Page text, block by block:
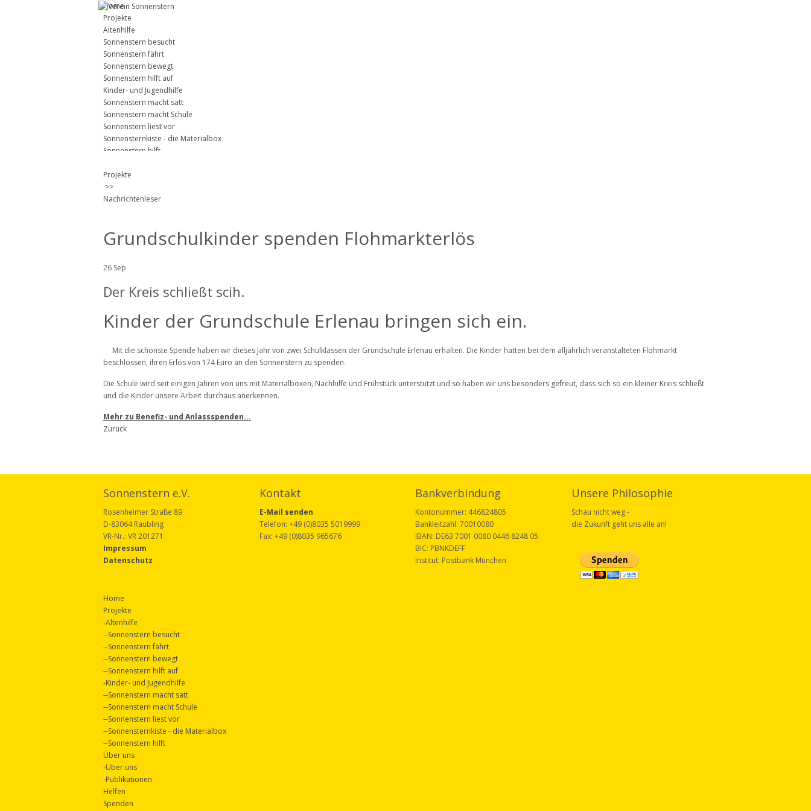
Home
Projekte
Altenhilfe
Sonnenstern besucht
Sonnenstern fährt
Sonnenstern bewegt
Sonnenstern hilft auf
Kinder- und Jugendhilfe
Sonnenstern macht satt
Sonnenstern macht Schule
Sonnenstern liest vor
Sonnensternkiste - die Materialbox
Sonnenstern hilft
Über uns
Publikationen
Helfen
Benefiz, Anlassspenden, Veranstaltungen
Kontakt
Projekte
>>
Nachrichtenleser
Grundschulkinder spenden Flohmarkterlös
26 Sep
Der Kreis schließt scih.
Kinder der Grundschule Erlenau bringen sich ein.
Mit die schönste Spende haben wir dieses Jahr von zwei Schulklassen der Grundschule Erlenau erhalten. Die Kinder hatten bei dem alljährlich veranstalteten Flohmarkt
beschlossen, ihren Erlös von 174 Euro an den Sonnenstern zu spenden.
Die Schule wird seit einigen Jahren von uns mit Materialboxen, Nachhilfe und Frühstück unterstützt und so haben wir uns besonders gefreut, dass sich so ein kleiner Kreis schließt
und die Kinder unsere Arbeit durchaus anerkennen.
Mehr zu Benefiz- und Anlassspenden...
Zurück
Sonnenstern e.V.
Rosenheimer Straße 89
D-83064 Raubling
VR-Nr.: VR 201271
Impressum
Datenschutz
Kontakt
E-Mail senden
Telefon: +49 (0)8035 5019999
Fax: +49 (0)8035 965676
Bankverbindung
Kontonummer: 446824805
Bankleitzahl: 70010080
IBAN: DE63 7001 0080 0446 8248 05
BIC: PBNKDEFF
Institut: Postbank München
Unsere Philosophie
Schau nicht weg -
die Zukunft geht uns alle an!
Home
Projekte
-Altenhilfe
--Sonnenstern besucht
--Sonnenstern fährt
--Sonnenstern bewegt
--Sonnenstern hilft auf
-Kinder- und Jugendhilfe
--Sonnenstern macht satt
--Sonnenstern macht Schule
--Sonnenstern liest vor
--Sonnensternkiste - die Materialbox
--Sonnenstern hilft
Über uns
-Über uns
-Publikationen
Helfen
Spenden